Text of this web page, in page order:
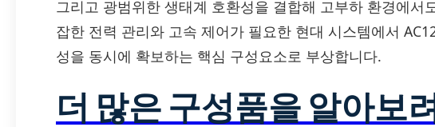
그리고 광범위한 생태계 호환성을 결합해 고부하 환경에서
잡한 전력 관리와 고속 제어가 필요한 현대 시스템에서
성을 동시에 확보하는 핵심 구성요소로 부상합니다.
더 많은 구성품을 알아보